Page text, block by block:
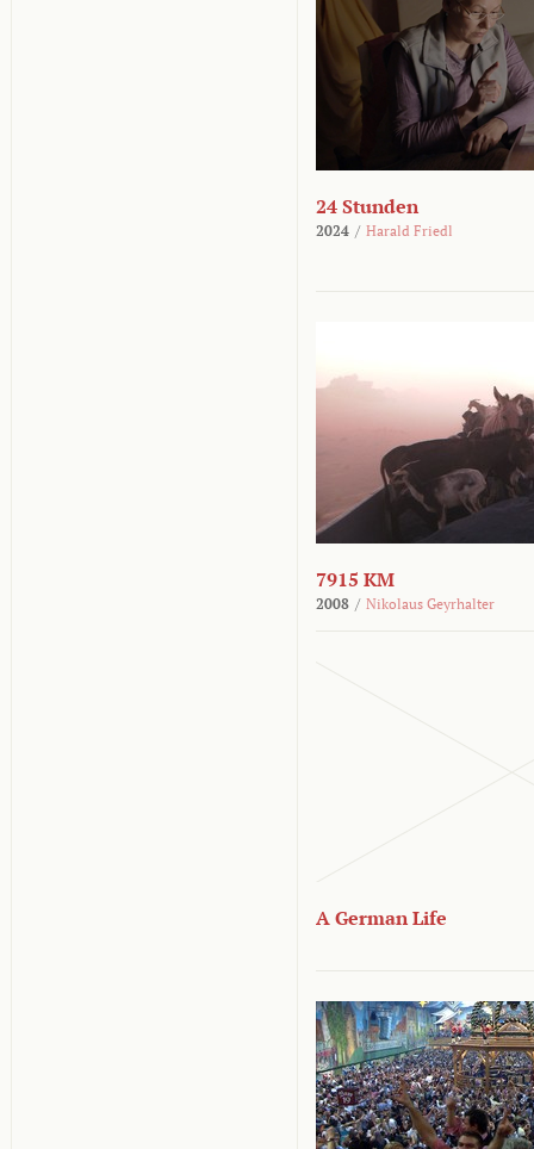
24 Stunden
2024 / Harald Friedl
7915 KM
2008 / Nikolaus Geyrhalter
A German Life